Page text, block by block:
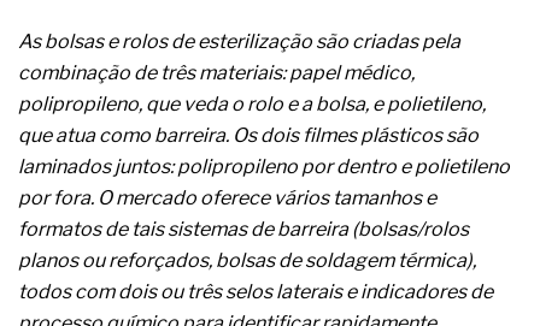
A prevenção clínica da coceira no ânus
Os sintomas clínicos do teratoma de ovário
crônica
As causas médicas da queda dos cabelos ou
calvície
Quando a gestão é o obstáculo para o resultado
Os procedimentos para a inspeção em estruturas
hidráulicas de concreto de obras
O movimento regular reduz em 19% o risco de
morte precoce e melhora o metabolismo
As bolsas e rolos de esterilização são criadas pela
combinação de três materiais: papel médico,
polipropileno, que veda o rolo e a bolsa, e polietileno,
que atua como barreira. Os dois filmes plásticos são
laminados juntos: polipropileno por dentro e polietileno
por fora. O mercado oferece vários tamanhos e
formatos de tais sistemas de barreira (bolsas/rolos
planos ou reforçados, bolsas de soldagem térmica),
todos com dois ou três selos laterais e indicadores de